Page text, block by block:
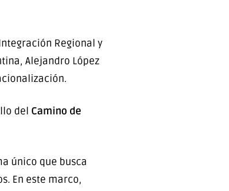
Regional y
Alejandro López
del Camino de
único que busca
En este marco,